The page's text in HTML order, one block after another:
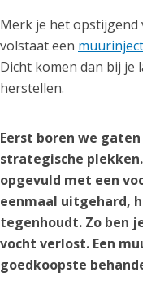
Merk je het opstijgend
volstaat een
Dicht komen dan bij je
herstellen.
Eerst boren we
strategische
opgevuld met een
eenmaal uitgehard,
tegenhoudt. Zo ben
vocht verlost. Een
goedkoopste